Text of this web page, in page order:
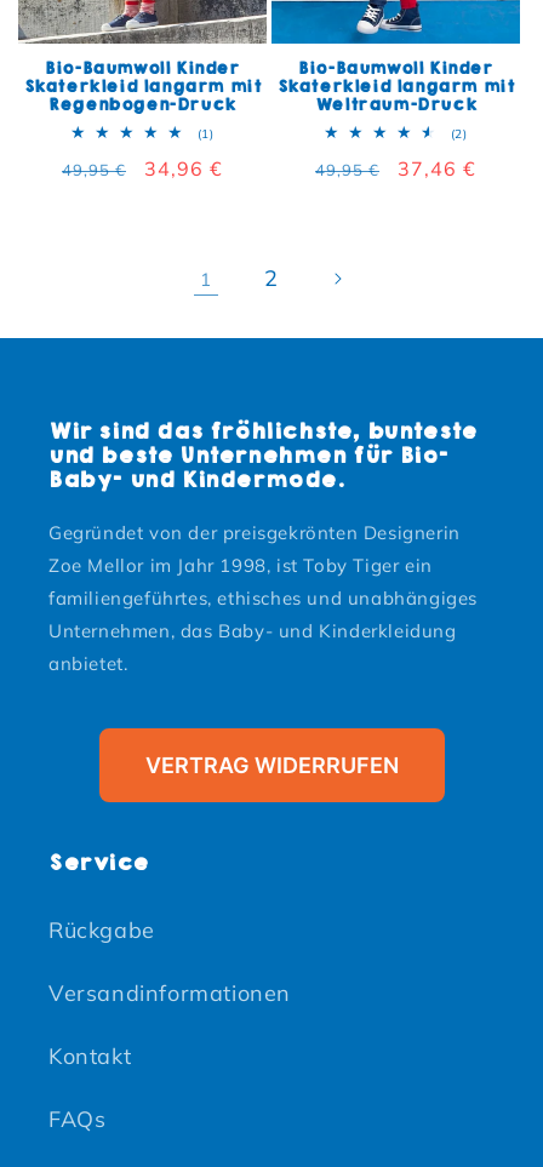
Bio-Baumwoll Kinder
Skaterkleid langarm mit
Regenbogen-Druck
(1)1 Bewertungen insgesamt
Normaler Preis
49,95 € Verkaufspreis
34,96 €
Bio-Baumwoll Kinder
Skaterkleid langarm mit
Weltraum-Druck
(2)2
Normaler Preis
49,95 € Verkaufspreis
37,46 €
1 2
Wir sind das fröhlichste, bunteste
und beste Unternehmen für Bio-
Baby- und Kindermode.
Gegründet von der preisgekrönten Designerin
Zoe Mellor im Jahr 1998, ist Toby Tiger ein
familiengeführtes, ethisches und unabhängiges
Unternehmen, das Baby- und Kinderkleidung
anbietet.
VERTRAG WIDERRUFEN
Service
Rückgabe
Versandinformationen
Kontakt
FAQs